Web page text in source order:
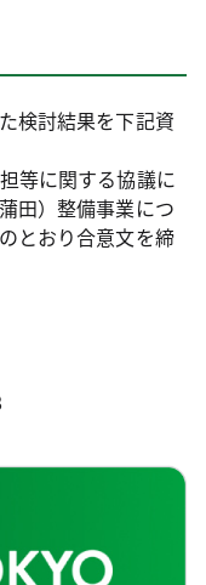
検討結果を下記資
等に関する協議に
田）整備事業につ
とおり合意文を締